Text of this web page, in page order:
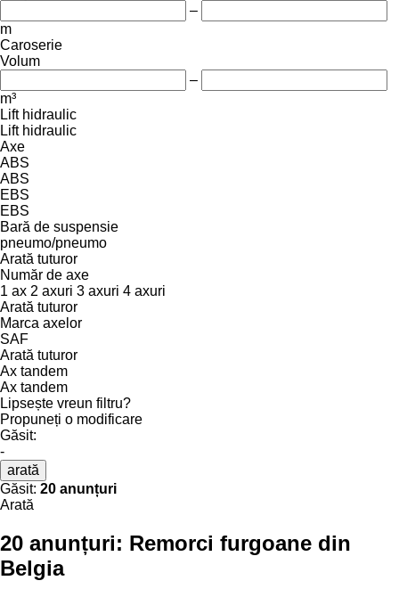
–
m
Caroserie
Volum
–
m³
Lift hidraulic
Lift hidraulic
Axe
ABS
ABS
EBS
EBS
Bară de suspensie
pneumo/pneumo
Arată tuturor
Număr de axe
1 ax 2 axuri 3 axuri 4 axuri
Arată tuturor
Marca axelor
SAF
Arată tuturor
Ax tandem
Ax tandem
Lipsește vreun filtru?
Propuneți o modificare
Găsit:
-
arată
Găsit: 20 anunțuri
Arată
20 anunțuri: Remorci furgoane din
Belgia